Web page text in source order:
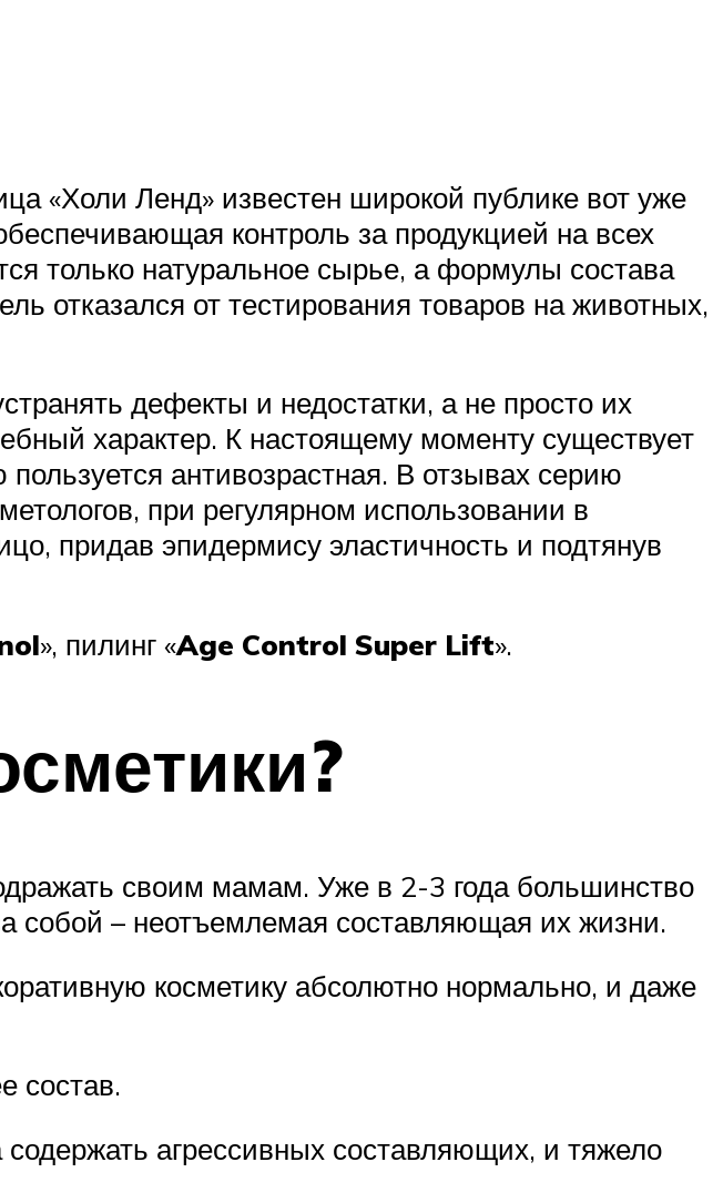
«Холи Ленд» известен широкой публике вот уже
контроль за продукцией на всех
только натуральное сырье, а формулы состава
отказался от тестирования товаров на животных,
дефекты и недостатки, а не просто их
характер. К настоящему моменту существует
антивозрастная. В отзывах серию
при регулярном использовании в
придав эпидермису эластичность и подтянув
», пилинг «Age Control Super Lift».
своим мамам. Уже в 2-3 года большинство
собой – неотъемлемая составляющая их жизни.
косметику абсолютно нормально, и даже
состав.
агрессивных составляющих, и тяжело